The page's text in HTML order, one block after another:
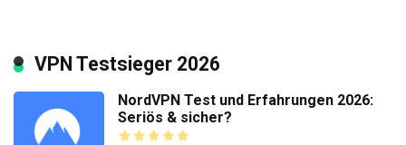
VPN Testsieger 2026
NordVPN Test und Erfahrungen 2026:
Seriös & sicher?